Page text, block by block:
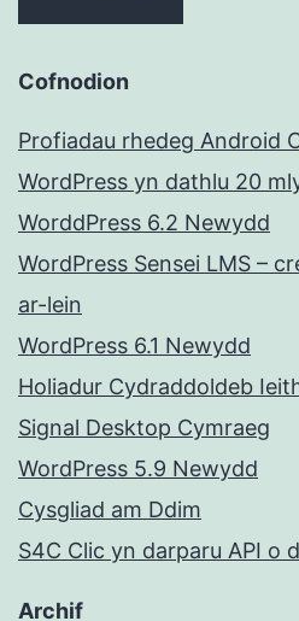
Cofnodion
Profiadau rhedeg Android
WordPress yn dathlu 20
WorddPress 6.2 Newydd
WordPress Sensei LMS –
ar-lein
WordPress 6.1 Newydd
Holiadur Cydraddoldeb
Signal Desktop Cymraeg
WordPress 5.9 Newydd
Cysgliad am Ddim
S4C Clic yn darparu API o
Archif